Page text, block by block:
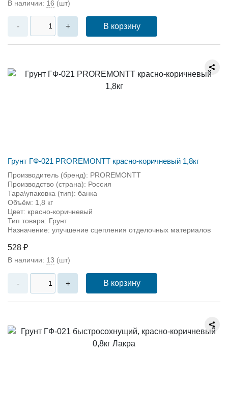
В наличии: 16 (шт)
- + В корзину
Грунт ГФ-021 PROREMONTT красно-коричневый 1,8кг
Производитель (бренд): PROREMONTT
Производство (страна): Россия
Тара\упаковка (тип): банка
Объём: 1,8 кг
Цвет: красно-коричневый
Тип товара: Грунт
Назначение: улучшение сцепления отделочных материалов
528 ₽
В наличии: 13 (шт)
- + В корзину